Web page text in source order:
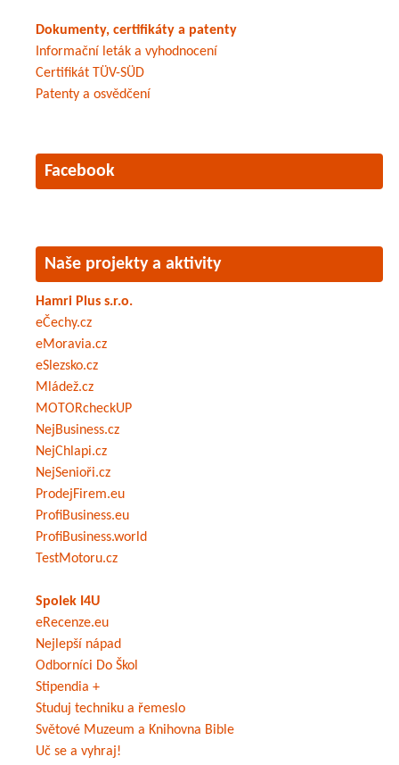
Dokumenty, certifikáty a patenty
Informační leták a vyhodnocení
Certifikát TÜV-SÜD
Patenty a osvědčení
Facebook
Naše projekty a aktivity
Hamri Plus s.r.o.
eČechy.cz
eMoravia.cz
eSlezsko.cz
Mládež.cz
MOTORcheckUP
NejBusiness.cz
NejChlapi.cz
NejSenioři.cz
ProdejFirem.eu
ProfiBusiness.eu
ProfiBusiness.world
TestMotoru.cz
Spolek I4U
eRecenze.eu
Nejlepší nápad
Odborníci Do Škol
Stipendia +
Studuj techniku a řemeslo
Světové Muzeum a Knihovna Bible
Uč se a vyhraj!